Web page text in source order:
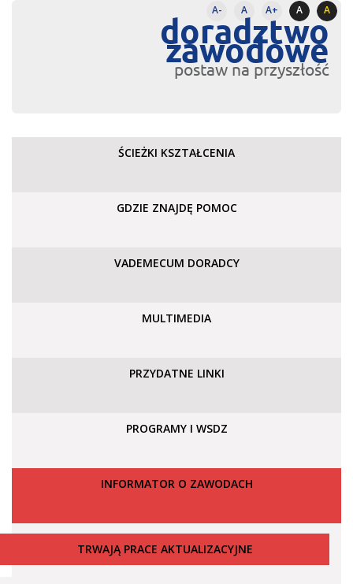
A- A A+ A A
doradztwo
zawodowe
postaw na przyszłość
ŚCIEŻKI KSZTAŁCENIA
GDZIE ZNAJDĘ POMOC
VADEMECUM DORADCY
MULTIMEDIA
PRZYDATNE LINKI
PROGRAMY I WSDZ
INFORMATOR O ZAWODACH
TRWAJĄ PRACE AKTUALIZACYJNE